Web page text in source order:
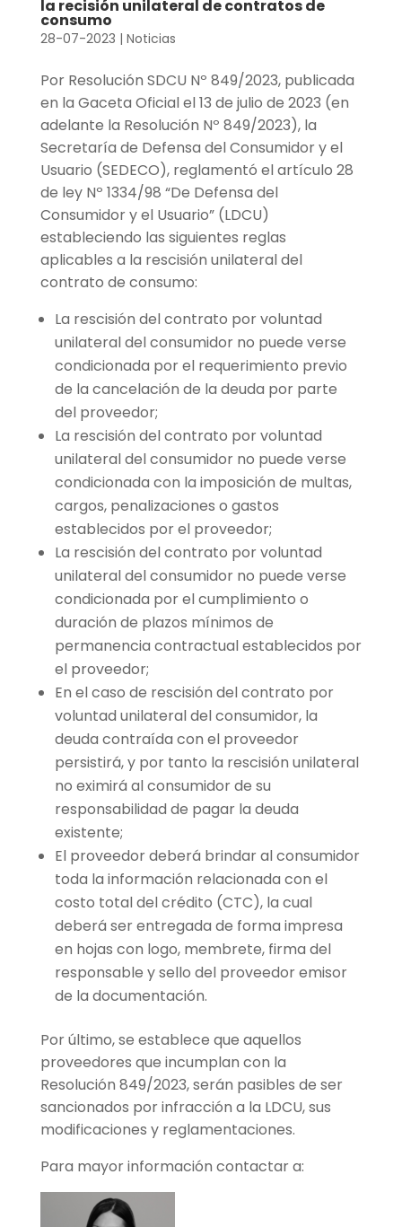
la recisión unilateral de contratos de
consumo
28-07-2023 | Noticias
Por Resolución SDCU Nº 849/2023, publicada
en la Gaceta Oficial el 13 de julio de 2023 (en
adelante la Resolución Nº 849/2023), la
Secretaría de Defensa del Consumidor y el
Usuario (SEDECO), reglamentó el artículo 28
de ley Nº 1334/98 “De Defensa del
Consumidor y el Usuario” (LDCU)
estableciendo las siguientes reglas
aplicables a la rescisión unilateral del
contrato de consumo:
La rescisión del contrato por voluntad
unilateral del consumidor no puede verse
condicionada por el requerimiento previo
de la cancelación de la deuda por parte
del proveedor;
La rescisión del contrato por voluntad
unilateral del consumidor no puede verse
condicionada con la imposición de multas,
cargos, penalizaciones o gastos
establecidos por el proveedor;
La rescisión del contrato por voluntad
unilateral del consumidor no puede verse
condicionada por el cumplimiento o
duración de plazos mínimos de
permanencia contractual establecidos por
el proveedor;
En el caso de rescisión del contrato por
voluntad unilateral del consumidor, la
deuda contraída con el proveedor
persistirá, y por tanto la rescisión unilateral
no eximirá al consumidor de su
responsabilidad de pagar la deuda
existente;
El proveedor deberá brindar al consumidor
toda la información relacionada con el
costo total del crédito (CTC), la cual
deberá ser entregada de forma impresa
en hojas con logo, membrete, firma del
responsable y sello del proveedor emisor
de la documentación.
Por último, se establece que aquellos
proveedores que incumplan con la
Resolución 849/2023, serán pasibles de ser
sancionados por infracción a la LDCU, sus
modificaciones y reglamentaciones.
Para mayor información contactar a: